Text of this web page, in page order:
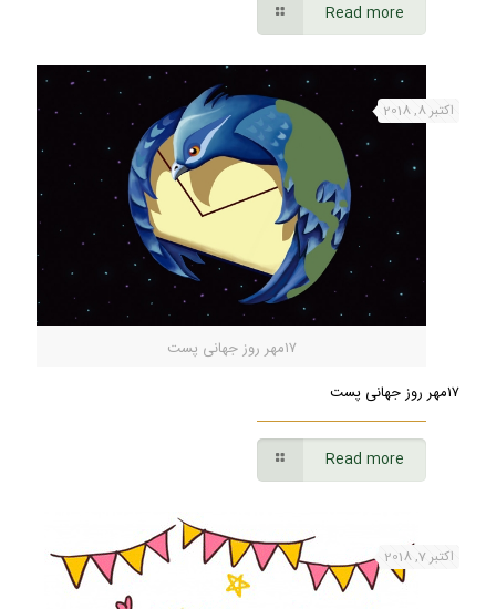
Read more
۱۷مهر روز جهانی پست
اکتبر 8, 2018
۱۷مهر روز جهانی پست
Read more
اکتبر 7, 2018